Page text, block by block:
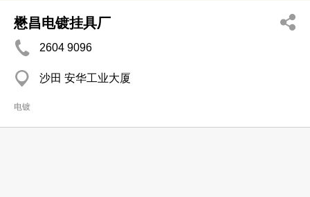
懋昌电镀挂具厂
2604 9096
沙田 安华工业大厦
电镀